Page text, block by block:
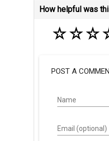
How helpful was
☆☆☆
POST A
Name
Email (optional)